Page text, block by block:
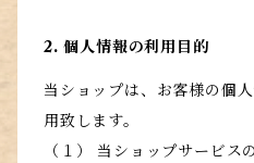
2. 個人情報の利用目的
当ショップは、お客様の個
用致します。
（１） 当ショップサービス